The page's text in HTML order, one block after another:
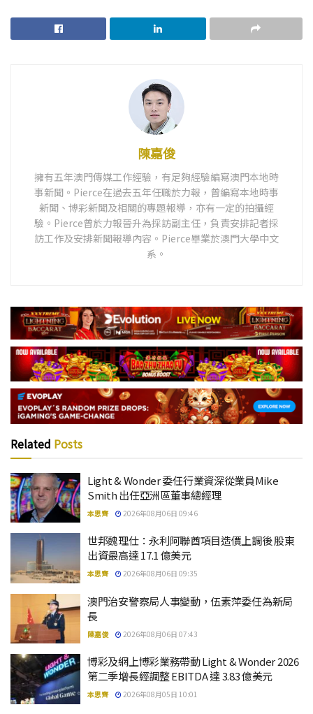
陳嘉俊
擁有五年澳門傳媒工作經驗，有足夠經驗編寫澳門本地時
事新聞。Pierce在過去五年任職於力報，曾編寫本地時事
新聞、博彩新聞及相關的專題報導，亦有一定的拍攝經
驗。Pierce曾於力報晉升為採訪副主任，負責安排記者採
訪工作及安排新聞報導內容。Pierce畢業於澳門大學中文
系。
Related Posts
Light & Wonder 委任行業資深從業員Mike
Smith 出任亞洲區董事總經理
本思齊 2026年08月06日 09:46
世邦魏理仕：永利阿聯酋項目造價上調後 股東
出資最高達 17.1 億美元
本思齊 2026年08月06日 09:35
澳門治安警察局人事變動，伍素萍委任為新局
長
陳嘉俊 2026年08月06日 07:43
博彩及網上博彩業務帶動 Light & Wonder 2026
第二季增長經調整 EBITDA 達 3.83 億美元
本思齊 2026年08月05日 10:01